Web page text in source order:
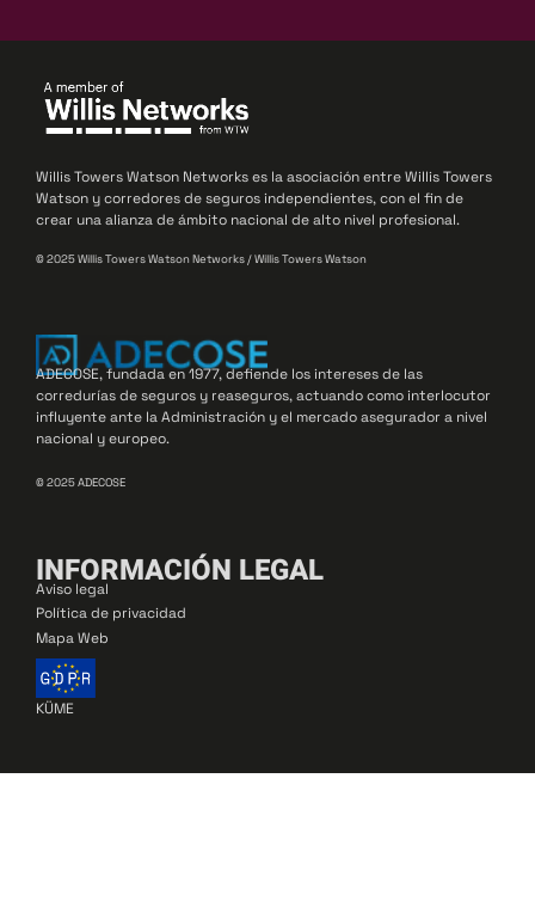
Willis Towers Watson Networks es la asociación entre Willis Towers
Watson y corredores de seguros independientes, con el fin de
crear una alianza de ámbito nacional de alto nivel profesional.
© 2025 Willis Towers Watson Networks / Willis Towers Watson
ADECOSE, fundada en 1977, defiende los intereses de las
corredurías de seguros y reaseguros, actuando como interlocutor
influyente ante la Administración y el mercado asegurador a nivel
nacional y europeo.
© 2025 ADECOSE
INFORMACIÓN LEGAL
Aviso legal
Política de privacidad
Mapa Web
KÜME